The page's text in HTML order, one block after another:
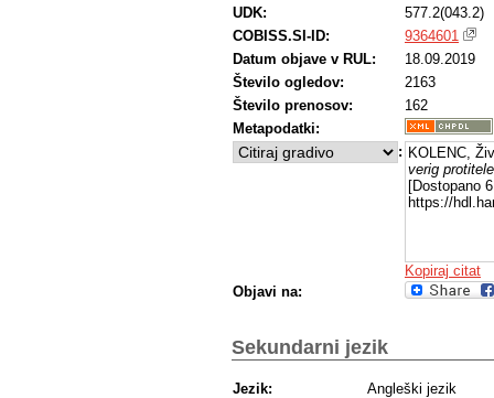
UDK:
577.2(043.2)
COBISS.SI-ID:
9364601
Datum objave v RUL:
18.09.2019
Število ogledov:
2163
Število prenosov:
162
Metapodatki:
: KOLENC,
verig
[Dostopano
https://
Kopiraj citat
Objavi na:
Sekundarni jezik
Jezik:
Angleški jezik